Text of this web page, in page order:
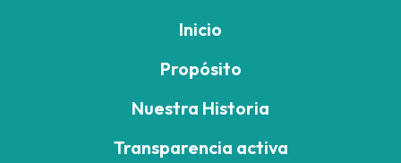
Inicio
Propósito
Nuestra Historia
Transparencia activa